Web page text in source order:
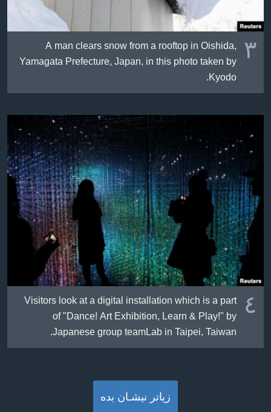
٣ A man clears snow from a rooftop in Oishida,
Yamagata Prefecture, Japan, in this photo taken by
Kyodo.
٤ Visitors look at a digital installation which is a part
of "Dance! Art Exhibition, Learn & Play!" by
Japanese group teamLab in Taipei, Taiwan.
زیاتر نیشـان بده‌